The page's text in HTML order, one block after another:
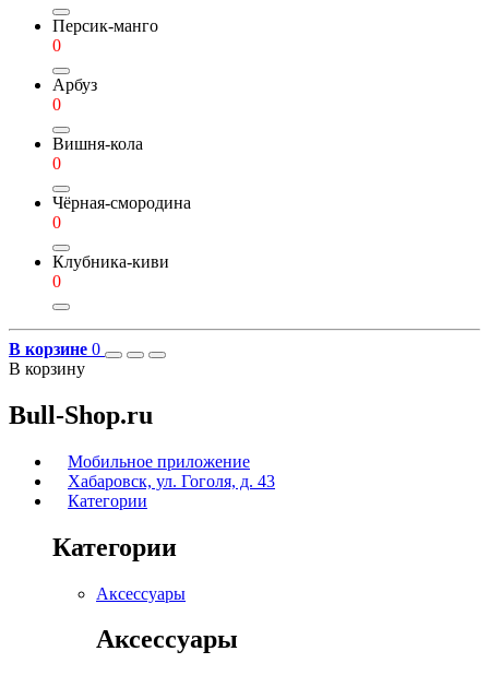
Персик-манго
0
Арбуз
0
Вишня-кола
0
Чёрная-смородина
0
Клубника-киви
0
В корзине 0
В корзину
Bull-Shop.ru
Мобильное приложение
Хабаровск, ул. Гоголя, д. 43
Категории
Категории
Аксессуары
Аксессуары